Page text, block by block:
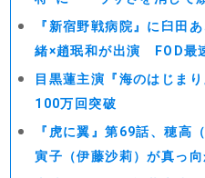
『新宿野戦病院』に臼田
緒×趙珉和が出演 FOD最
目黒蓮主演『海のはじま
100万回突破
『虎に翼』第69話、穂高
寅子（伊藤沙莉）が真っ